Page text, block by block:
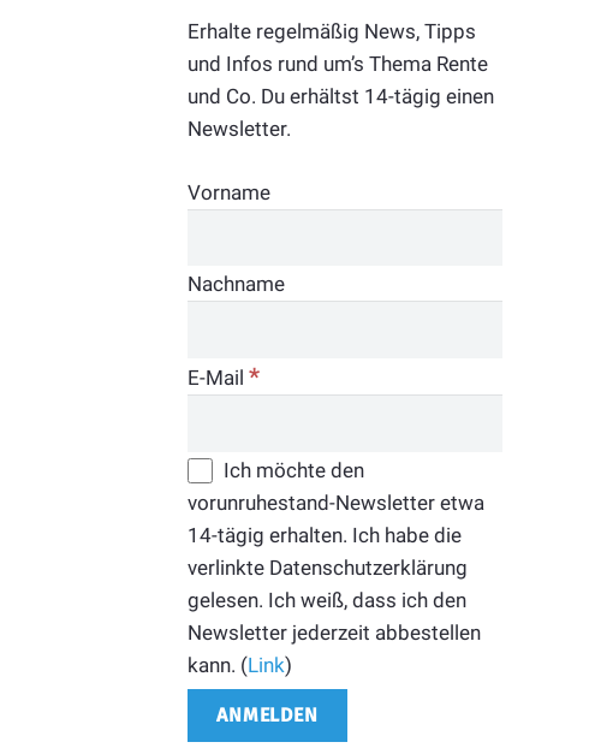
Erhalte regelmäßig News, Tipps
und Infos rund um’s Thema Rente
und Co. Du erhältst 14-tägig einen
Newsletter.
Vorname
Nachname
E-Mail*
Ich möchte den
vorunruhestand-Newsletter etwa
14-tägig erhalten. Ich habe die
verlinkte Datenschutzerklärung
gelesen. Ich weiß, dass ich den
Newsletter jederzeit abbestellen
kann. (Link)